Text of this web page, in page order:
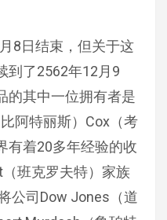
8日结束，但关于这
到了2562年12月9
的其中一位拥有者是
阿特丽斯）Cox（考
有着20多年经验的收
班克罗夫特）家族
公司Dow Jones（道